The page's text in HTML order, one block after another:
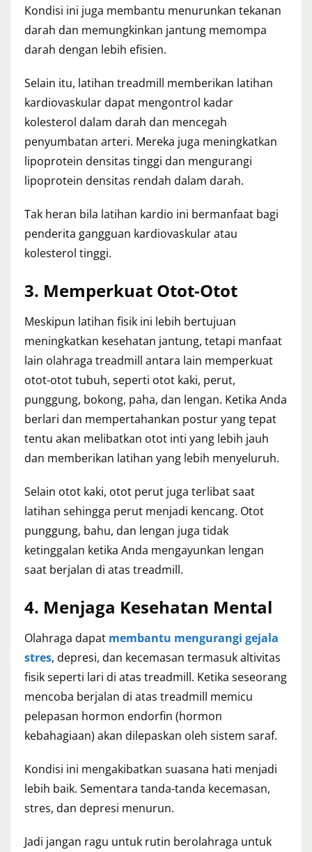
Kondisi ini juga membantu menurunkan tekanan
darah dan memungkinkan jantung memompa
darah dengan lebih efisien.
Selain itu, latihan treadmill memberikan latihan
kardiovaskular dapat mengontrol kadar
kolesterol dalam darah dan mencegah
penyumbatan arteri. Mereka juga meningkatkan
lipoprotein densitas tinggi dan mengurangi
lipoprotein densitas rendah dalam darah.
Tak heran bila latihan kardio ini bermanfaat bagi
penderita gangguan kardiovaskular atau
kolesterol tinggi.
3. Memperkuat Otot-Otot
Meskipun latihan fisik ini lebih bertujuan
meningkatkan kesehatan jantung, tetapi manfaat
lain olahraga treadmill antara lain memperkuat
otot-otot tubuh, seperti otot kaki, perut,
punggung, bokong, paha, dan lengan. Ketika Anda
berlari dan mempertahankan postur yang tepat
tentu akan melibatkan otot inti yang lebih jauh
dan memberikan latihan yang lebih menyeluruh.
Selain otot kaki, otot perut juga terlibat saat
latihan sehingga perut menjadi kencang. Otot
punggung, bahu, dan lengan juga tidak
ketinggalan ketika Anda mengayunkan lengan
saat berjalan di atas treadmill.
4. Menjaga Kesehatan Mental
Olahraga dapat membantu mengurangi gejala
stres, depresi, dan kecemasan termasuk altivitas
fisik seperti lari di atas treadmill. Ketika seseorang
mencoba berjalan di atas treadmill memicu
pelepasan hormon endorfin (hormon
kebahagiaan) akan dilepaskan oleh sistem saraf.
Kondisi ini mengakibatkan suasana hati menjadi
lebih baik. Sementara tanda-tanda kecemasan,
stres, dan depresi menurun.
Jadi jangan ragu untuk rutin berolahraga untuk